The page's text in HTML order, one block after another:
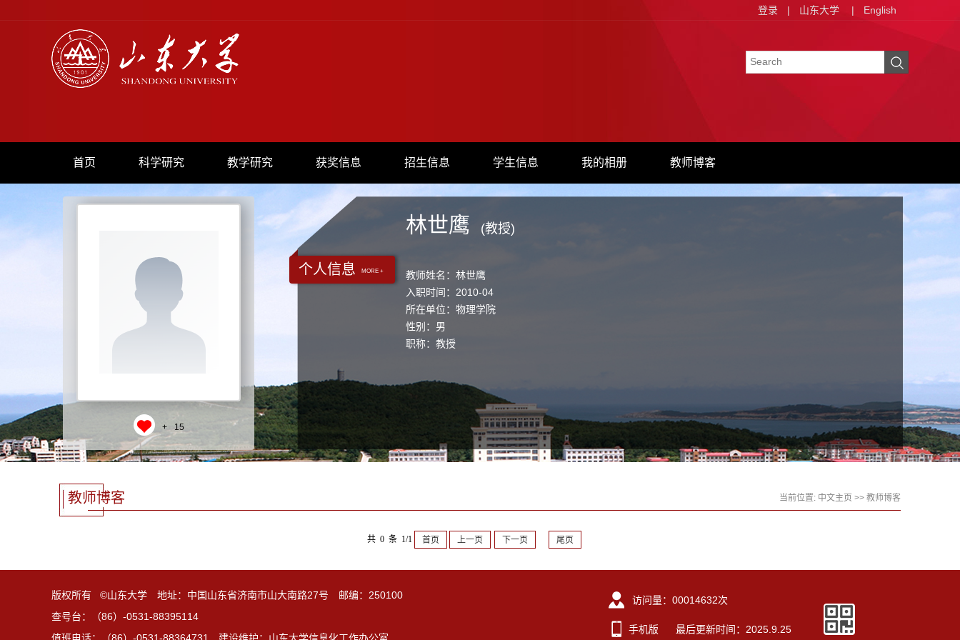
登录 | 山东大学 | English
首页 科学研究 教学研究 获奖信息 招生信息 学生信息 我的相册 教师博客
+ 15
个人信息 MORE +
林世鹰 (教授)
教师姓名：林世鹰
入职时间：2010-04
所在单位：物理学院
性别：男
职称：教授
教师博客 当前位置: 中文主页 >> 教师博客
共 0 条 1/1 首页 上一页 下一页 尾页
版权所有 ©山东大学 地址：中国山东省济南市山大南路27号 邮编：250100
查号台：（86）-0531-88395114
访问量： 00014632次
手机版 最后更新时间： 2025 9 25